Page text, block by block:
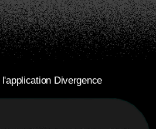
Divergence